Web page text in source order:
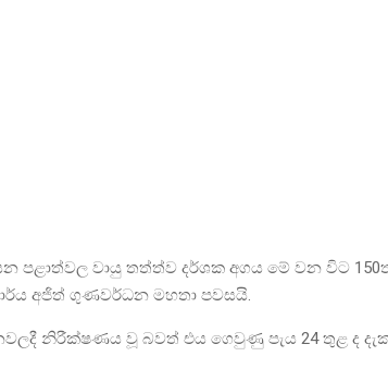
පළාත්වල වායු තත්ත්ව දර්ශක අගය මේ වන විට
අජිත් ගුණවර්ධන මහතා පවසයි.
නිරීක්ෂණය වූ බවත් එය ගෙවුණු පැය 24 තුළ ද